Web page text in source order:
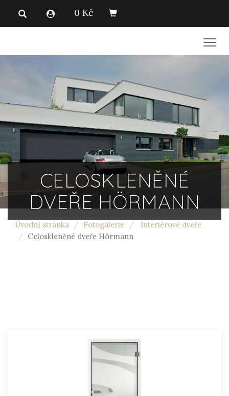
0 Kč
Úvodní stránka Fotogalerie
Interiérové dveře
Celoskleněné dveře Hörmann
CELOSKLENĚNÉ
DVEŘE HÖRMANN